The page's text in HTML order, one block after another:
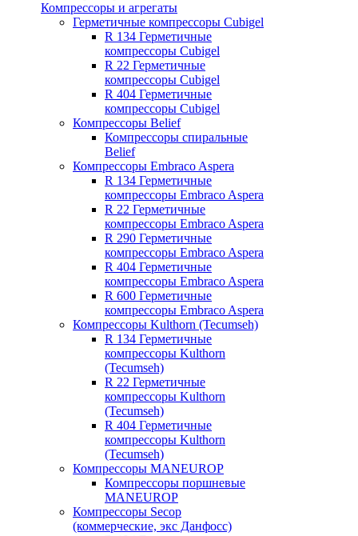
Компрессоры и агрегаты
Герметичные компрессоры Cubigel
R 134 Герметичные
компрессоры Cubigel
R 22 Герметичные
компрессоры Cubigel
R 404 Герметичные
компрессоры Cubigel
Компрессоры Belief
Компрессоры спиральные
Belief
Компрессоры Embraco Aspera
R 134 Герметичные
компрессоры Embraco Aspera
R 22 Герметичные
компрессоры Embraco Aspera
R 290 Герметичные
компрессоры Embraco Aspera
R 404 Герметичные
компрессоры Embraco Aspera
R 600 Герметичные
компрессоры Embraco Aspera
Компрессоры Kulthorn (Tecumseh)
R 134 Герметичные
компрессоры Kulthorn
(Tecumseh)
R 22 Герметичные
компрессоры Kulthorn
(Tecumseh)
R 404 Герметичные
компрессоры Kulthorn
(Tecumseh)
Компрессоры MANEUROP
Компрессоры поршневые
MANEUROP
Компрессоры Secop
(коммерческие, экс Данфосс)